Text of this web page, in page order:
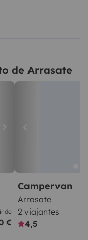
de Arrasate
de
€
Campervan
Arrasate
2 viajantes
4,5